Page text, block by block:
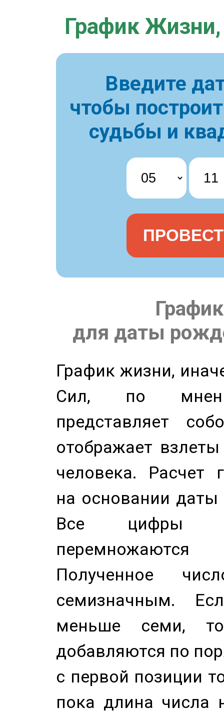
График Жизни,
Введите
чтобы
судьбы и
для даты
График жизни,
Сил, по
представляет
отображает
человека. Расчет
на основании
Все цифры
Полученное
семизначным.
меньше семи,
добавляются по
с первой позиции
пока длина числа